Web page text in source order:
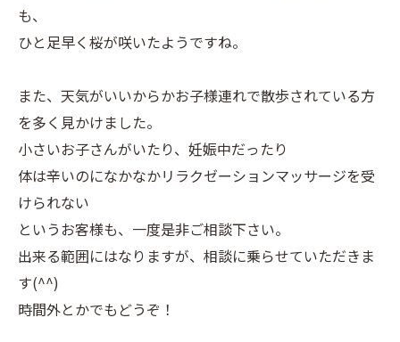
も、
ひと足早く桜が咲いたようですね。
また、天気がいいからかお子様連れで散歩されている方
を多く見かけました。
小さいお子さんがいたり、妊娠中だったり
体は辛いのになかなかリラクゼーションマッサージを受
けられない
というお客様も、一度是非ご相談下さい。
出来る範囲にはなりますが、相談に乗らせていただきま
す(^^)
時間外とかでもどうぞ！